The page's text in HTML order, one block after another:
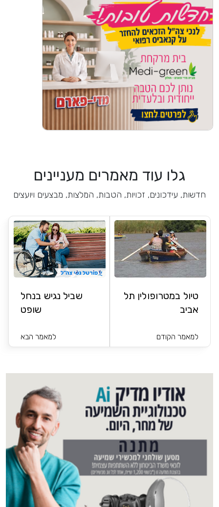
גלו עוד מאמרים מעניינים
חדשות, עידכונים, זכויות, הטבות, המלצות, מבצעים ויועצים
טיול במטרופולין תל
אביב
למאמר הקודם
שביל נגיש בנחל
שופט
למאמר הבא